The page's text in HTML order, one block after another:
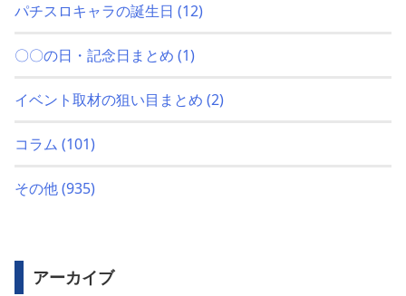
パチスロキャラの誕生日 (12)
〇〇の日・記念日まとめ (1)
イベント取材の狙い目まとめ (2)
コラム (101)
その他(935)
アーカイブ